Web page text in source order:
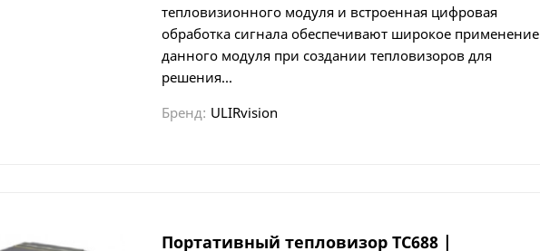
тепловизионного модуля и встроенная цифровая
обработка сигнала обеспечивают широкое применение
данного модуля при создании тепловизоров для
решения...
Бренд: ULIRvision
Портативный тепловизор TC688 |